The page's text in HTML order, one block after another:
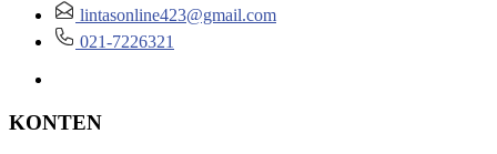
lintasonline423@gmail.com
021-7226321
KONTEN